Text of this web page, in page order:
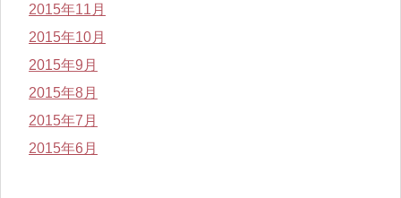
2015年11月
2015年10月
2015年9月
2015年8月
2015年7月
2015年6月